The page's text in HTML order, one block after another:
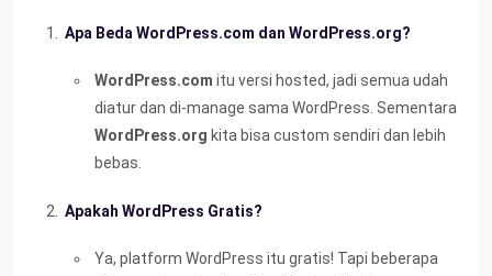
Apa Beda WordPress.com dan WordPress.org?
WordPress.com itu versi hosted, jadi semua udah
diatur dan di-manage sama WordPress. Sementara
WordPress.org kita bisa custom sendiri dan lebih
bebas.
Apakah WordPress Gratis?
Ya, platform WordPress itu gratis! Tapi beberapa